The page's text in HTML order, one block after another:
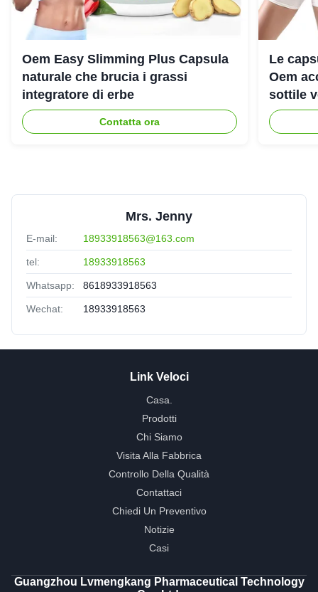
Oem Easy Slimming Plus Capsula
naturale che brucia i grassi
integratore di erbe
Contatta ora
Le
Oem
sottile
Mrs. Jenny
E-mail: 18933918563@163.com
tel: 18933918563
Whatsapp: 8618933918563
Wechat: 18933918563
Link Veloci
Casa.
Prodotti
Chi Siamo
Visita Alla Fabbrica
Controllo Della Qualità
Contattaci
Chiedi Un Preventivo
Notizie
Casi
Guangzhou Lvmengkang Pharmaceutical Technology